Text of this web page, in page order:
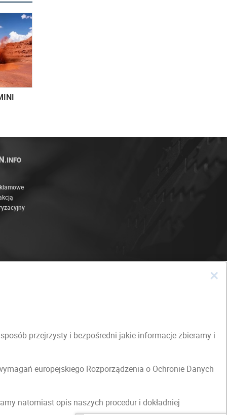
.INFO
×
przejrzysty i bezpośredni jakie informacje zbieramy i
europejskiego Rozporządzenia o Ochronie Danych
natomiast opis naszych procedur i dokładniej